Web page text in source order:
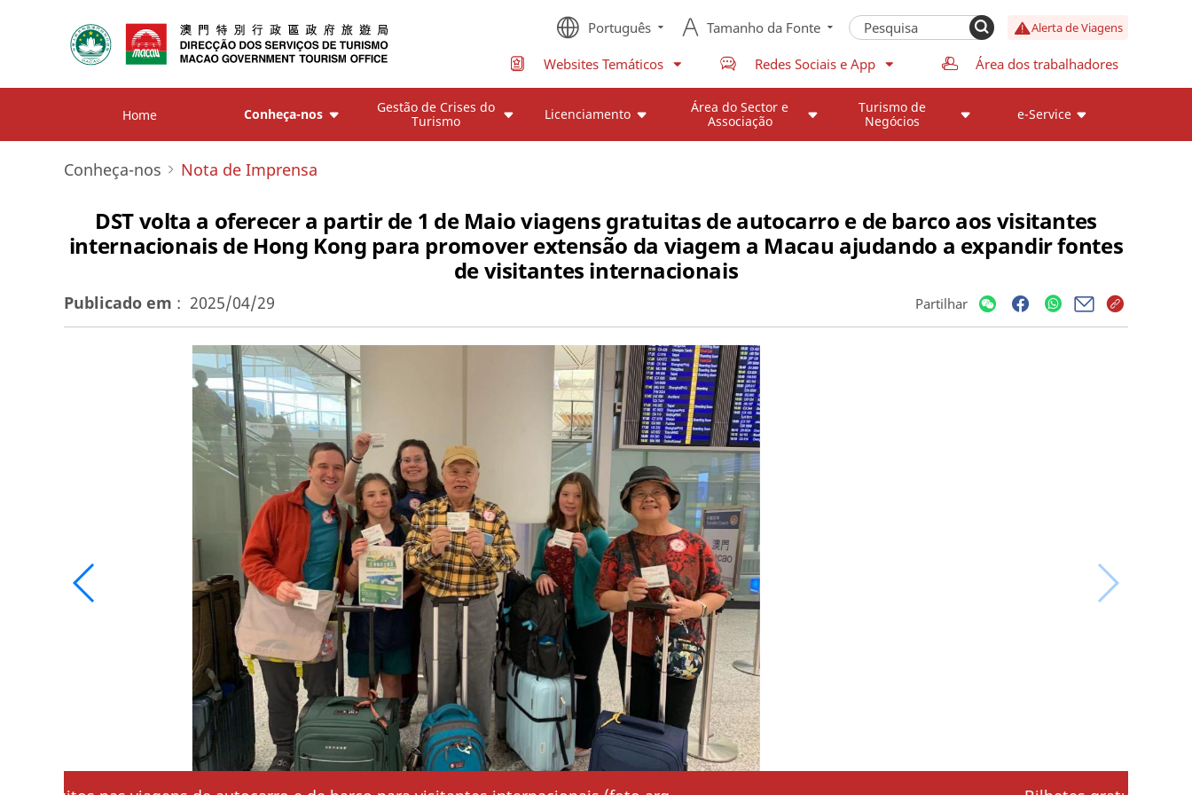
Português Tamanho da Fonte Alerta de Viagens
Websites Temáticos Redes Sociais e App Área dos trabalhadores
Home Conheça-nos
Gestão de Crises do
Turismo
Licenciamento
Área do Sector e
Associação
Turismo de
Negócios
e-Service
Conheça-nos Nota de Imprensa
DST volta a oferecer a partir de 1 de Maio viagens gratuitas de autocarro e de barco aos visitantes
internacionais de Hong Kong para promover extensão da viagem a Macau ajudando a expandir fontes
de visitantes internacionais
Publicado em : 2025/04/29 Partilhar